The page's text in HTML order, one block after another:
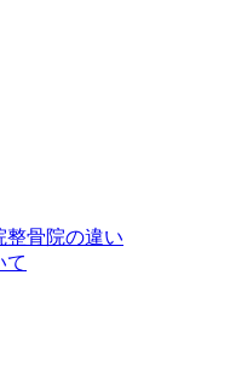
整骨院の違い
て